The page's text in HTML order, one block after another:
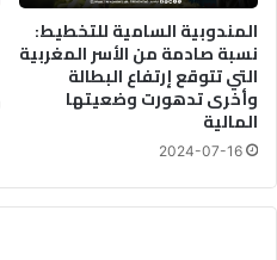
المندوبية السامية للتخطيط:
نسبة صادمة من الأسر المغربية
التي تتوقع إرتفاع البطالة
وأخرى تدهورت وضعيتها
المالية
2024-07-16